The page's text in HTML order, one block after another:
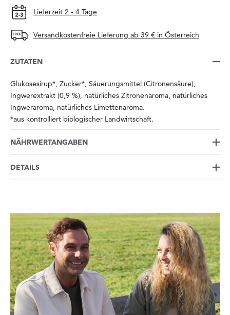
Lieferzeit 2 - 4 Tage
Versandkostenfreie Lieferung ab 39 € in Österreich
ZUTATEN
Glukosesirup*, Zucker*, Säuerungsmittel (Citronensäure),
Ingwerextrakt (0,9 %), natürliches Zitronenaroma, natürliches
Ingweraroma, natürliches Limettenaroma.
*aus kontrolliert biologischer Landwirtschaft.
NÄHRWERTANGABEN
DETAILS